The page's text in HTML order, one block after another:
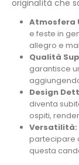
originalità che
Atmosfera
e feste in
allegro e
Qualità
garantisce
Design
diventa
ospiti,
Versatilità:
partecipare
questa